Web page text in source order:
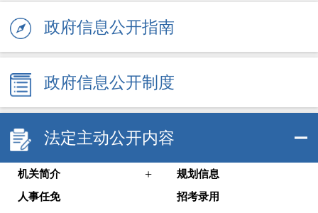
政府信息公开指南
政府信息公开制度
法定主动公开内容
机关简介 +
规划信息
人事任免
招考录用